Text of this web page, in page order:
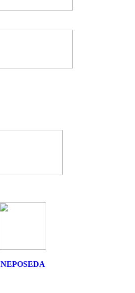
NEPOSEDA